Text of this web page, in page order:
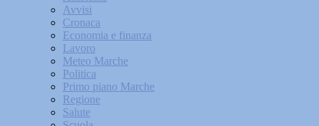
Avvisi
Cronaca
Economia e finanza
Lavoro
Meteo Marche
Politica
Primo piano Marche
Regione
Salute